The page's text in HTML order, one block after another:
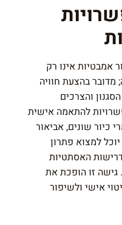
אמבטיות אינו רק
בהצעת חוויה
והצרכים
להתאמה אישית
כיור שונים, אביאור
למצוא פתרון
האסתטיות
גישה זו הופכת את
אישי ולשיפור